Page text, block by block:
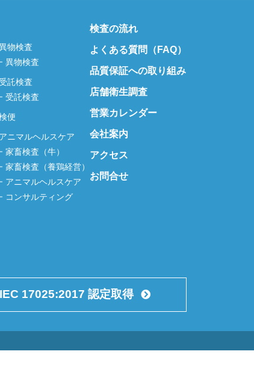
物検査
異物検査
託検査
受託検査
便
アニマルヘルスケア
家畜検査（牛）
家畜検査（養鶏経営）
アニマルヘルスケア
コンサルティング
検査の流れ
よくある質問（FAQ）
品質保証への取り組み
店舗衛生調査
営業カレンダー
会社案内
アクセス
お問合せ
17025:2017 認定取得